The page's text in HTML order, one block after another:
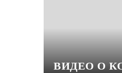
ВИДЕО О